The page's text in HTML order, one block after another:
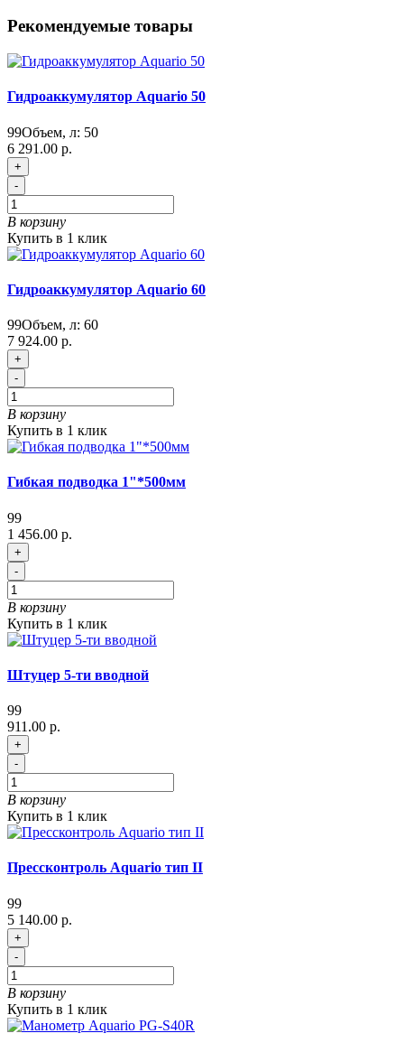
Рекомендуемые товары
Гидроаккумулятор Aquario 50
99Объем, л: 50
6 291.00 р.
+
-
В корзину
Купить в 1 клик
Гидроаккумулятор Aquario 60
99Объем, л: 60
7 924.00 р.
+
-
В корзину
Купить в 1 клик
Гибкая подводка 1"*500мм
99
1 456.00 р.
+
-
В корзину
Купить в 1 клик
Штуцер 5-ти вводной
99
911.00 р.
+
-
В корзину
Купить в 1 клик
Прессконтроль Aquario тип II
99
5 140.00 р.
+
-
В корзину
Купить в 1 клик